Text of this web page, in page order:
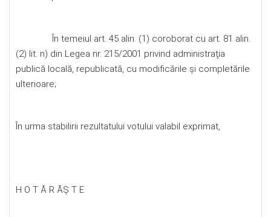
În temeiul art. 45 alin. (1) coroborat cu art. 81 alin.
(2) lit. n) din Legea nr. 215/2001 privind administraţia
publică locală, republicată, cu modificările şi completările
ulterioare;
În urma stabilirii rezultatului votului valabil exprimat,
H O T Ă R ĂŞ T E